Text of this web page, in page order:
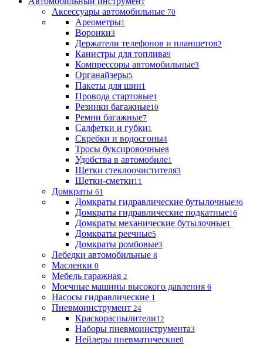
Аксессуары автомобильные 70
Ареометры1
Воронки3
Держатели телефонов и планшетов2
Канистры для топлива9
Компрессоры автомобильные3
Органайзеры5
Пакеты для шин1
Провода стартовые1
Резинки багажные10
Ремни багажные7
Салфетки и губки1
Скребки и водосгоны4
Тросы буксировочные8
Удобства в автомобиле1
Щетки стеклоочистителя3
Щетки-сметки11
Домкраты 61
Домкраты гидравлические бутылочные36
Домкраты гидравлические подкатные16
Домкраты механические бутылочные1
Домкраты реечные5
Домкраты ромбовые3
Лебедки автомобильные 8
Масленки 0
Мебель гаражная 2
Моечные машины высокого давления 6
Насосы гидравлические 1
Пневмоинструмент 24
Краскораспылители12
Наборы пневмоинструмента3
Нейлеры пневматические0